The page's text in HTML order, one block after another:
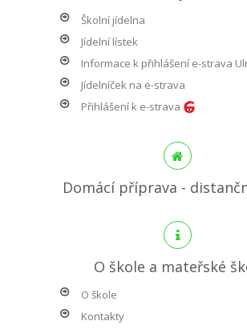
Školní jídelna
Jídelní lístek
Informace k přihlášení e-strava
Jídelníček na e-strava
Přihlášení k e-strava
Domácí příprava -
O škole a mateřské
O škole
Kontakty